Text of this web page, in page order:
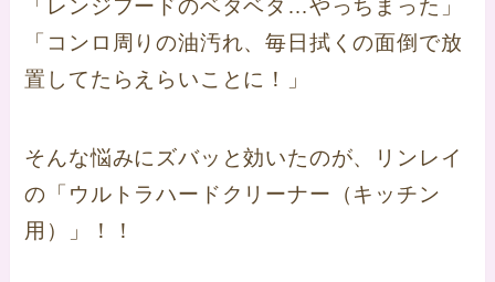
「レンジフードのベタベタ…やっちまった」
「コンロ周りの油汚れ、毎日拭くの面倒で放
置してたらえらいことに！」
そんな悩みにズバッと効いたのが、リンレイ
の「ウルトラハードクリーナー（キッチン
用）」！！